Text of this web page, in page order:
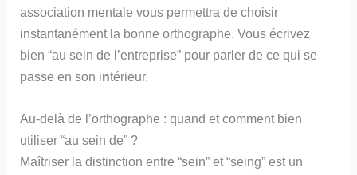
association mentale vous permettra de choisir
instantanément la bonne orthographe. Vous écrivez
bien “au sein de l’entreprise” pour parler de ce qui se
passe en son intérieur.
Au-delà de l’orthographe : quand et comment bien
utiliser “au sein de” ?
Maîtriser la distinction entre “sein” et “seing” est un